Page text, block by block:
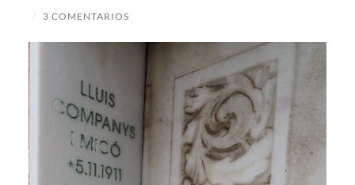
/ 3 COMENTARIOS